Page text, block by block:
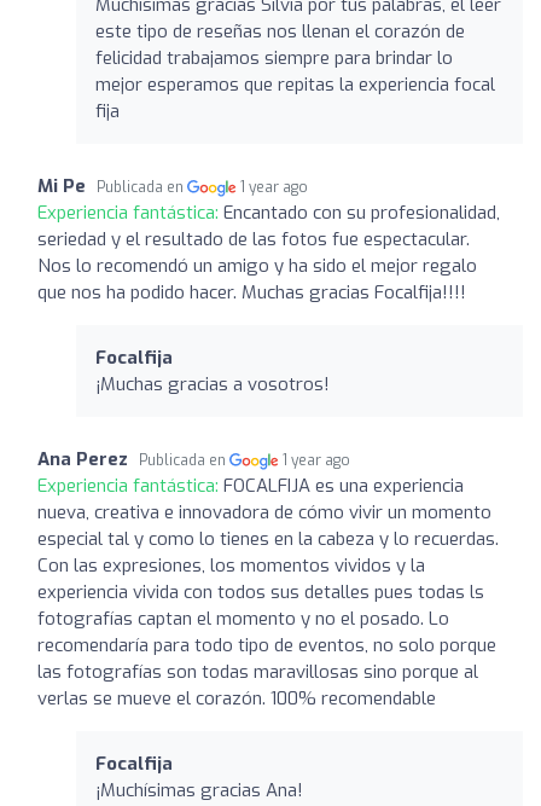
este tipo de reseñas nos llenan el corazón de
felicidad trabajamos siempre para brindar lo
mejor esperamos que repitas la experiencia focal
fija
Mi Pe Publicada en 1 year ago
Experiencia fantástica: Encantado con su profesionalidad,
seriedad y el resultado de las fotos fue espectacular.
Nos lo recomendó un amigo y ha sido el mejor regalo
que nos ha podido hacer. Muchas gracias Focalfija!!!!
Focalfija
¡Muchas gracias a vosotros!
Ana Perez Publicada en 1 year ago
Experiencia fantástica: FOCALFIJA es una experiencia
nueva, creativa e innovadora de cómo vivir un momento
especial tal y como lo tienes en la cabeza y lo recuerdas.
Con las expresiones, los momentos vividos y la
experiencia vivida con todos sus detalles pues todas ls
fotografías captan el momento y no el posado. Lo
recomendaría para todo tipo de eventos, no solo porque
las fotografías son todas maravillosas sino porque al
verlas se mueve el corazón. 100% recomendable
Focalfija
¡Muchísimas gracias Ana!